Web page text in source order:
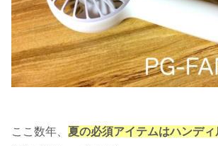
ここ数年、 夏の必須アイテムはハンディ